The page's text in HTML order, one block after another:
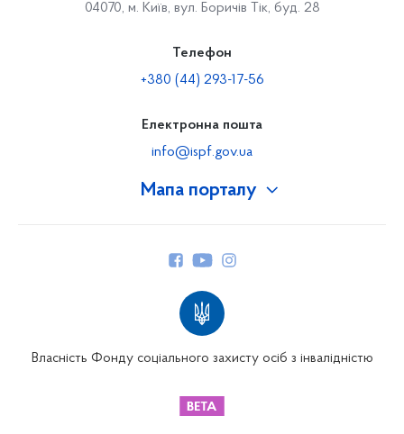
Мапа порталу
04070, м. Київ, вул. Боричів Тік, буд. 28
Телефон
+380 (44) 293-17-56
Електронна пошта
info@ispf.gov.ua
Власність Фонду соціального захисту осіб з інвалідністю